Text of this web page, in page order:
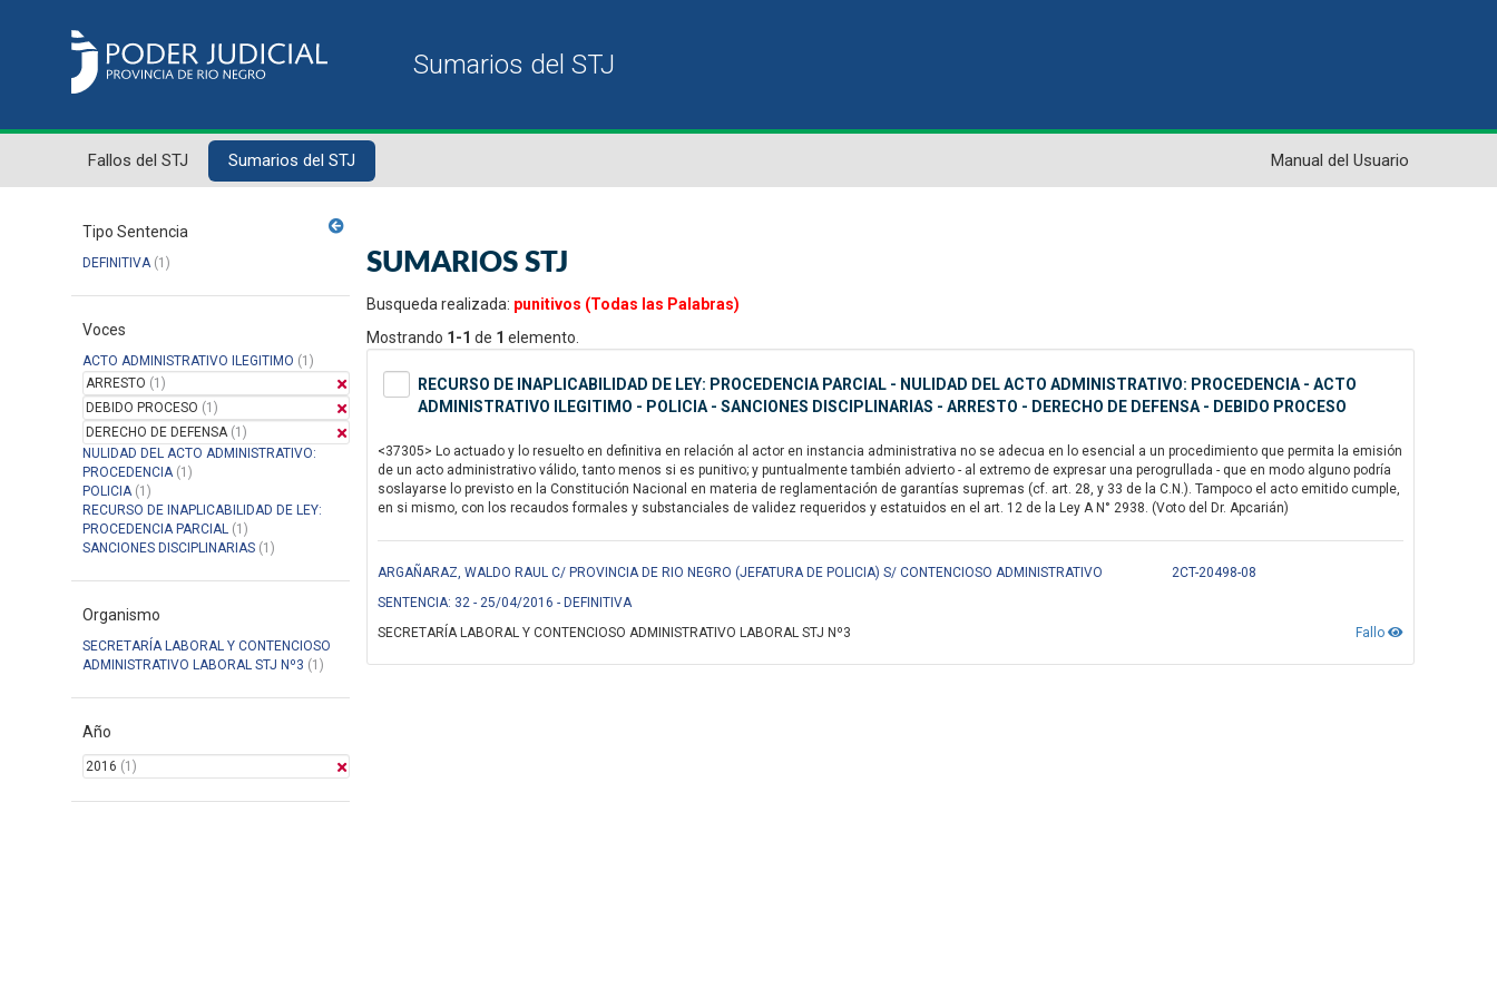
Fallos del STJ Sumarios del STJ Manual del Usuario
Tipo Sentencia
DEFINITIVA(1)
Voces
ACTO ADMINISTRATIVO ILEGITIMO (1)
ARRESTO (1)
DEBIDO PROCESO (1)
DERECHO DE DEFENSA(1)
NULIDAD DEL ACTO ADMINISTRATIVO:
PROCEDENCIA(1)
POLICIA(1)
RECURSO DE INAPLICABILIDAD DE LEY:
PROCEDENCIA PARCIAL (1)
SANCIONES DISCIPLINARIAS (1)
Organismo
SECRETARÍA LABORAL Y CONTENCIOSO
ADMINISTRATIVO LABORAL STJ Nº3 (1)
Año
2016 (1)
SUMARIOS STJ
Busqueda realizada: punitivos (Todas las Palabras)
Mostrando 1-1 de 1 elemento.
RECURSO DE INAPLICABILIDAD DE LEY: PROCEDENCIA PARCIAL - NULIDAD DEL ACTO ADMINISTRATIVO: PROCEDENCIA - ACTO
ADMINISTRATIVO ILEGITIMO - POLICIA - SANCIONES DISCIPLINARIAS - ARRESTO - DERECHO DE DEFENSA - DEBIDO PROCESO
<37305> Lo actuado y lo resuelto en definitiva en relación al actor en instancia administrativa no se adecua en lo esencial a un procedimiento que permita la emisión
de un acto administrativo válido, tanto menos si es punitivo; y puntualmente también advierto - al extremo de expresar una perogrullada - que en modo alguno podría
soslayarse lo previsto en la Constitución Nacional en materia de reglamentación de garantías supremas (cf. art. 28, y 33 de la C.N.). Tampoco el acto emitido cumple,
en si mismo, con los recaudos formales y substanciales de validez requeridos y estatuidos en el art. 12 de la Ley A N° 2938. (Voto del Dr. Apcarián)
ARGAÑARAZ, WALDO RAUL C/ PROVINCIA DE RIO NEGRO (JEFATURA DE POLICIA) S/ CONTENCIOSO ADMINISTRATIVO
2CT-20498-08
SENTENCIA: 32 - 25/04/2016 - DEFINITIVA
Fallo
SECRETARÍA LABORAL Y CONTENCIOSO ADMINISTRATIVO LABORAL STJ Nº3